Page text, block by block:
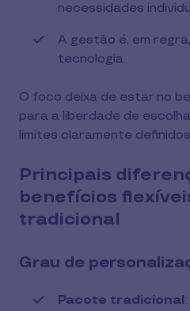
necessidades
A gestão é, em
tecnologia.
O foco deixa de estar no
para a liberdade de
limites claramente
Principais
benefícios
tradicional
Grau de
Pacote tradicional